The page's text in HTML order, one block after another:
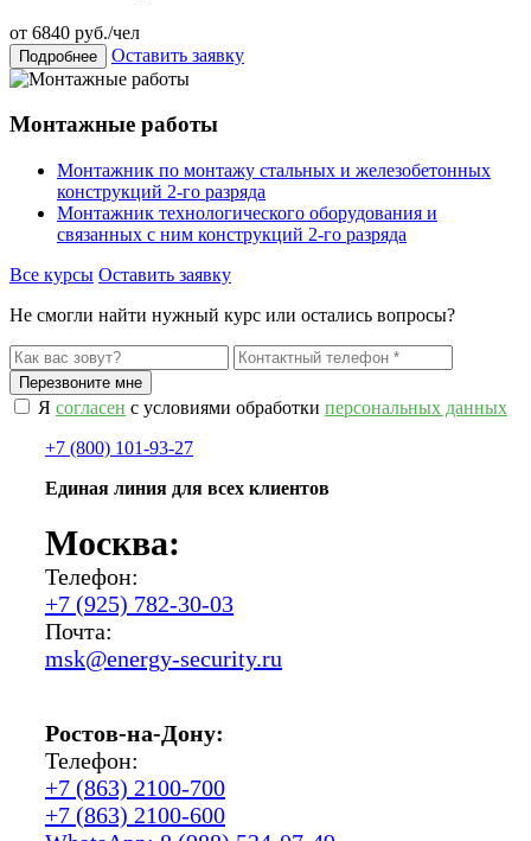
от 6840 руб./чел
Подробнее Оставить заявку
Монтажные работы
Монтажник по монтажу стальных и железобетонных
конструкций 2-го разряда
Монтажник технологического оборудования и
связанных с ним конструкций 2-го разряда
Все курсы Оставить заявку
Не смогли найти нужный курс или остались вопросы?
Я согласен с условиями обработки персональных данных
+7 (800) 101-93-27
Единая линия для всех клиентов
Москва:
Телефон:
+7 (925) 782-30-03
Почта:
msk@energy-security.ru
Ростов-на-Дону:
Телефон:
+7 (863) 2100-700
+7 (863) 2100-600